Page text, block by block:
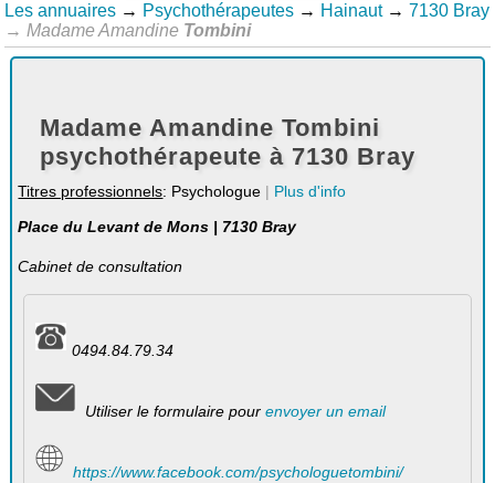
Les annuaires → Psychothérapeutes → Hainaut → 7130 Bray
→ Madame Amandine Tombini
Madame Amandine Tombini
psychothérapeute à 7130 Bray
Titres professionnels: Psychologue | Plus d'info
Place du Levant de Mons | 7130 Bray
Cabinet de consultation
0494.84.79.34
Utiliser le formulaire pour envoyer un email
https://www.facebook.com/psychologuetombini/